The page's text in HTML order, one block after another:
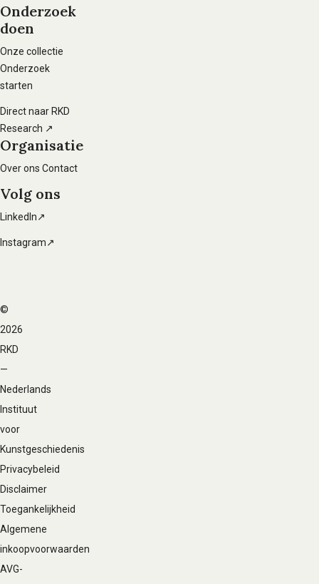
Voet
hoofdnavigatie
Onderzoek
doen
Onze collectie
Onderzoek
starten
Direct naar RKD
Research ↗
Organisatie
Over ons Contact
Volg ons
LinkedIn↗
Instagram↗
Voet
navigatie
©
2026
RKD
—
Nederlands
Instituut
voor
Kunstgeschiedenis
Privacybeleid
Disclaimer
Toegankelijkheid
Algemene
inkoopvoorwaarden
AVG-